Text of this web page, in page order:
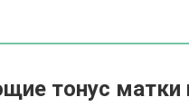
тонус матки